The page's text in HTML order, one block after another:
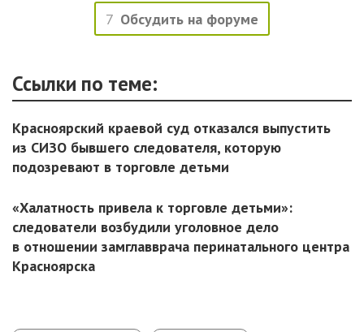
7 Обсудить на форуме
Ссылки по теме:
Красноярский краевой суд отказался выпустить
из СИЗО бывшего следователя, которую
подозревают в торговле детьми
«Халатность привела к торговле детьми»:
следователи возбудили уголовное дело
в отношении замглавврача перинатального центра
Красноярска